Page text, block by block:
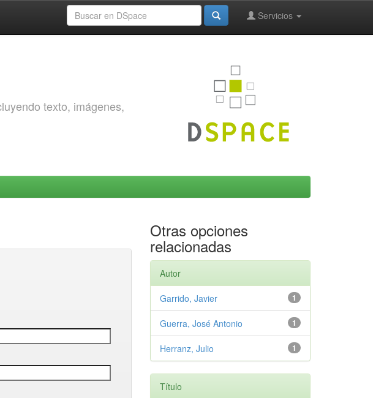
Servicios
texto, imágenes,
Otras opciones
relacionadas
Autor
1
Garrido, Javier
1
Guerra, José Antonio
1
Herranz, Julio
Título